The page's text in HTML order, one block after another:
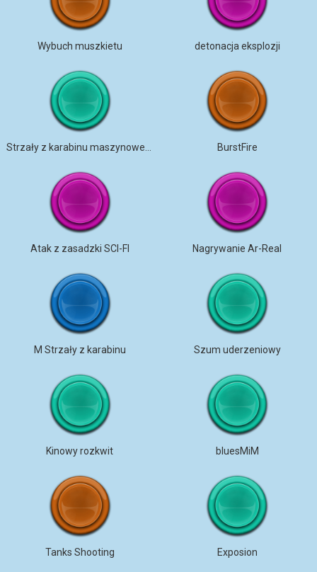
Wybuch muszkietu detonacja eksplozji
BurstFire
Atak z zasadzki SCI-FI Nagrywanie Ar-Real
M Strzały z karabinu Szum uderzeniowy
Kinowy rozkwit bluesMiM
Tanks Shooting Exposion